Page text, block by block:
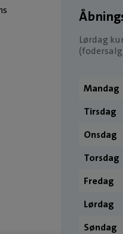
Lørdag
Mandag
Tirsdag
Onsdag
Torsdag
Fredag
Lørdag
Søndag